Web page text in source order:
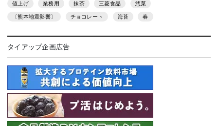
値上げ 業務用 抹茶 三菱食品 惣菜
〔熊本地震影響〕 チョコレート 海苔 春
タイアップ企画広告